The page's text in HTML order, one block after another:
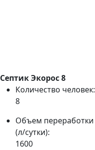
Септик Экорос 8
Количество человек:
8
Объем переработки
(л/сутки):
1600